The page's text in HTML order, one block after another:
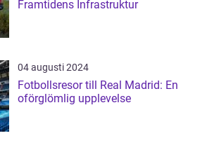
Framtidens Infrastruktur
04 augusti 2024
Fotbollsresor till Real Madrid: En
oförglömlig upplevelse